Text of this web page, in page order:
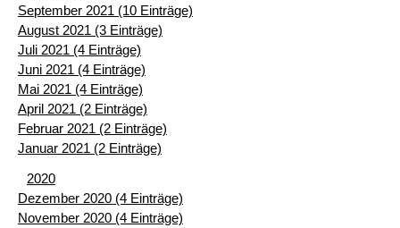
September 2021 (10 Einträge)
August 2021 (3 Einträge)
Juli 2021 (4 Einträge)
Juni 2021 (4 Einträge)
Mai 2021 (4 Einträge)
April 2021 (2 Einträge)
Februar 2021 (2 Einträge)
Januar 2021 (2 Einträge)
2020
Dezember 2020 (4 Einträge)
November 2020 (4 Einträge)